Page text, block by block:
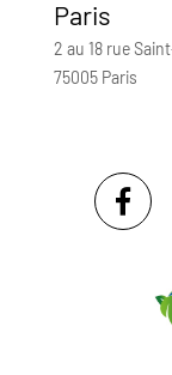
Paris
2 au 18 rue
75005 Paris